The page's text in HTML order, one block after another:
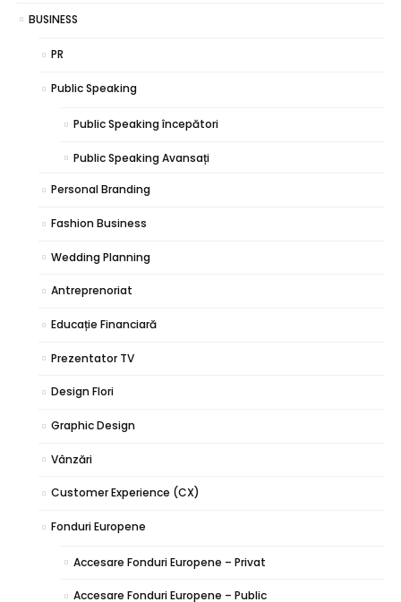
BUSINESS
PR
Public Speaking
Public Speaking începători
Public Speaking Avansați
Personal Branding
Fashion Business
Wedding Planning
Antreprenoriat
Educație Financiară
Prezentator TV
Design Flori
Graphic Design
Vânzări
Customer Experience (CX)
Fonduri Europene
Accesare Fonduri Europene – Privat
Accesare Fonduri Europene – Public